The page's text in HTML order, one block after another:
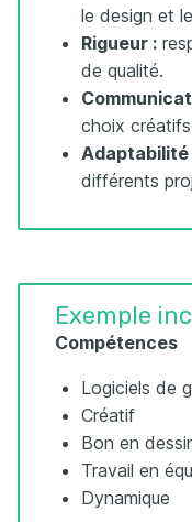
le design et
Rigueur :
de qualité.
choix
Adaptabilité
différents
Exemple
Compétences
Logiciels de
Créatif
Bon en
Travail en
Dynamique